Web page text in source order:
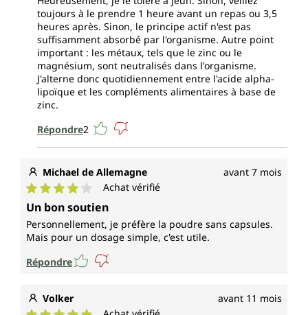
toujours à le prendre 1 heure avant un repas ou 3,5
heures après. Sinon, le principe actif n'est pas
suffisamment absorbé par l'organisme. Autre point
important : les métaux, tels que le zinc ou le
magnésium, sont neutralisés dans l'organisme.
J'alterne donc quotidiennement entre l'acide alpha-
lipoïque et les compléments alimentaires à base de
zinc.
Répondre2
Michael de Allemagne avant 7 mois
Note moyenne de 4 sur 5 étoiles
Achat vérifié
Un bon soutien
Personnellement, je préfère la poudre sans capsules.
Mais pour un dosage simple, c'est utile.
Répondre
Volker
avant 11 mois